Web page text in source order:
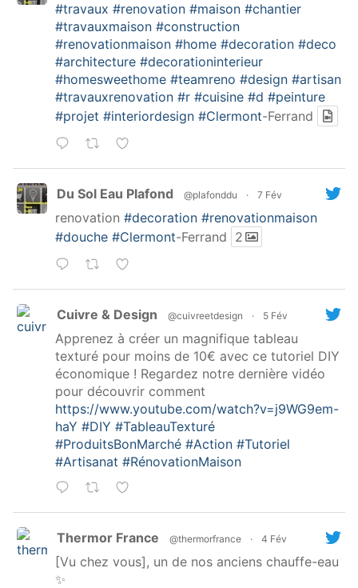
#travaux #renovation #maison #chantier
#travauxmaison #construction
#renovationmaison #home #decoration #deco
#architecture #decorationinterieur
#homesweethome #teamreno #design #artisan
#travauxrenovation #r #cuisine #d #peinture
#projet #interiordesign #Clermont-Ferrand
Du Sol Eau Plafond @plafonddu · 7 Fév
renovation #decoration #renovationmaison
#douche #Clermont-Ferrand 2
Cuivre & Design @cuivreetdesign · 5 Fév
Apprenez à créer un magnifique tableau
texturé pour moins de 10€ avec ce tutoriel DIY
économique ! Regardez notre dernière vidéo
pour découvrir comment
https://www.youtube.com/watch?v=j9WG9em-
haY #DIY #TableauTexturé
#ProduitsBonMarché #Action #Tutoriel
#Artisanat #RénovationMaison
Thermor France @thermorfrance · 4 Fév
[Vu chez vous], un de nos anciens chauffe-eau
✨